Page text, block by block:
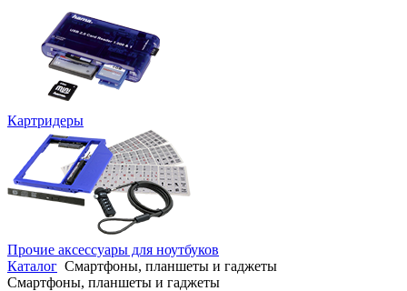
Картридеры
Прочие аксессуары для ноутбуков
Каталог Смартфоны, планшеты и гаджеты
Смартфоны, планшеты и гаджеты